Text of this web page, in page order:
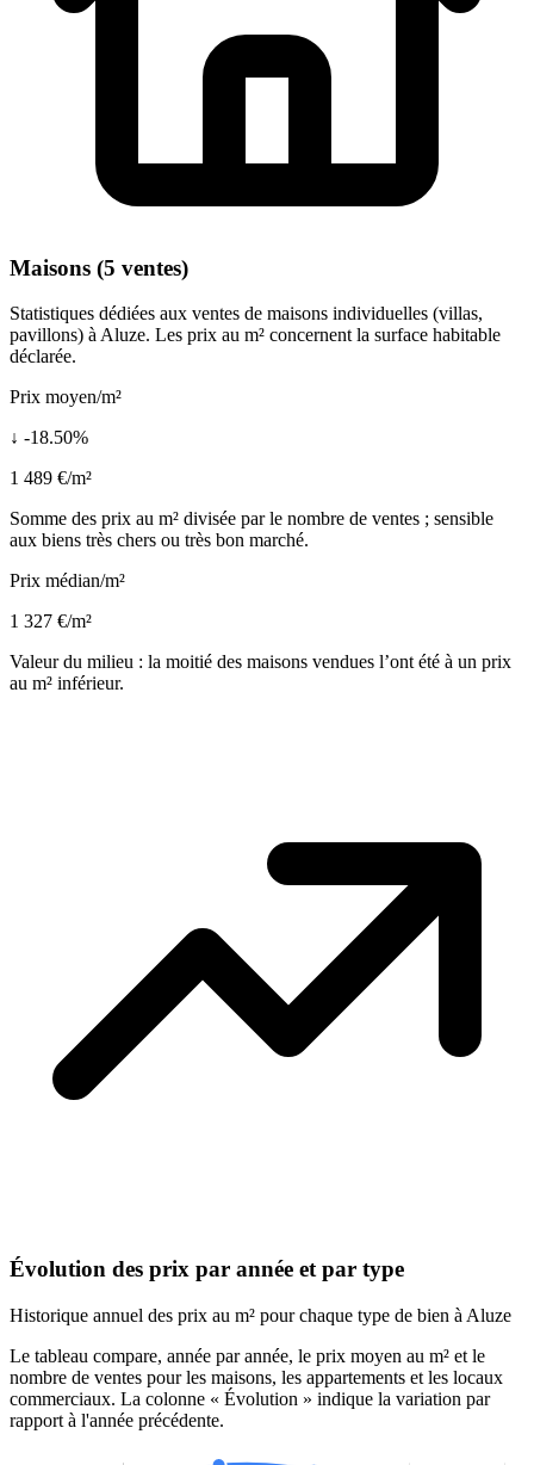
Maisons (5 ventes)
Statistiques dédiées aux ventes de maisons individuelles (villas,
pavillons) à Aluze. Les prix au m² concernent la surface habitable
déclarée.
Prix moyen/m²
↓ -18.50%
1 489 €/m²
Somme des prix au m² divisée par le nombre de ventes ; sensible
aux biens très chers ou très bon marché.
Prix médian/m²
1 327 €/m²
Valeur du milieu : la moitié des maisons vendues l’ont été à un prix
au m² inférieur.
Évolution des prix par année et par type
Historique annuel des prix au m² pour chaque type de bien à Aluze
Le tableau compare, année par année, le prix moyen au m² et le
nombre de ventes pour les maisons, les appartements et les locaux
commerciaux. La colonne « Évolution » indique la variation par
rapport à l'année précédente.